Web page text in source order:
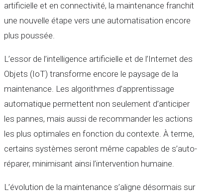
artificielle et en connectivité, la maintenance franchit
une nouvelle étape vers une automatisation encore
plus poussée.
L’essor de l’intelligence artificielle et de l’Internet des
Objets (IoT) transforme encore le paysage de la
maintenance. Les algorithmes d’apprentissage
automatique permettent non seulement d’anticiper
les pannes, mais aussi de recommander les actions
les plus optimales en fonction du contexte. À terme,
certains systèmes seront même capables de s’auto-
réparer, minimisant ainsi l’intervention humaine.
L’évolution de la maintenance s’aligne désormais sur